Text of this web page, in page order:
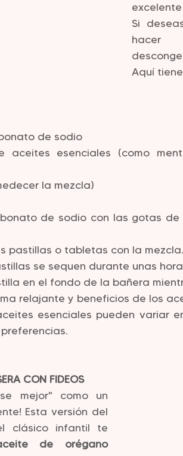
Si
Aquí
de sodio
aceites esenciales (como
la mezcla)
de sodio con las gotas
pastillas o tabletas con la mezcla.
se sequen durante unas
en el fondo de la bañera
relajante y beneficios de los
esenciales pueden variar
CON FIDEOS
mejor" como un
Esta versión del
clásico infantil te
de orégano